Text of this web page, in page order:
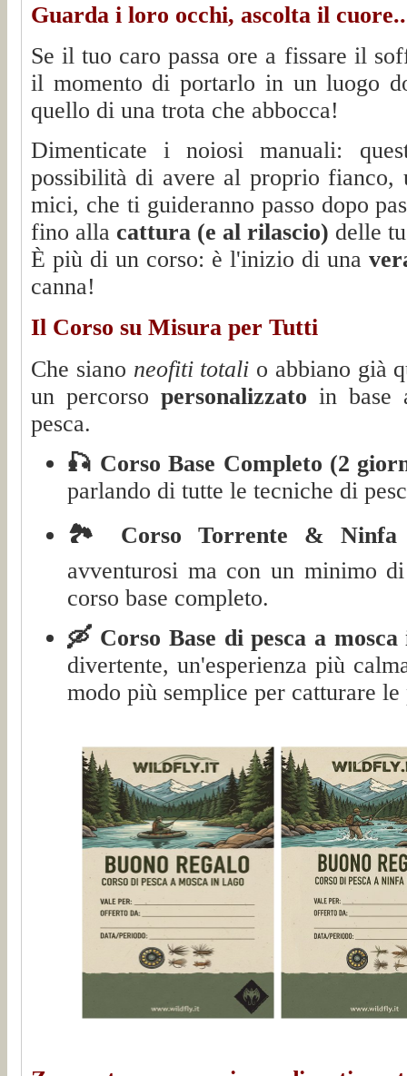
Guarda i loro occhi, ascolta il cuore..
Se il tuo caro passa ore a fissare il
il momento di portarlo in un luogo
quello di una trota che abbocca!
Dimenticate i noiosi manuali:
possibilità di avere al proprio
mici, che ti guideranno passo dopo
fino alla cattura (e al rilascio) delle
È più di un corso: è l'inizio di una
canna!
Il Corso su Misura per Tutti
Che siano neofiti totali o abbiano già
un percorso personalizzato in base
pesca.
🎣 Corso Base Completo (2
parlando di tutte le tecniche di
🏞️ Corso Torrente & Ninfa
avventurosi ma con un minimo
corso base completo.
🛶 Corso Base di pesca a
divertente, un'esperienza più
modo più semplice per catturare